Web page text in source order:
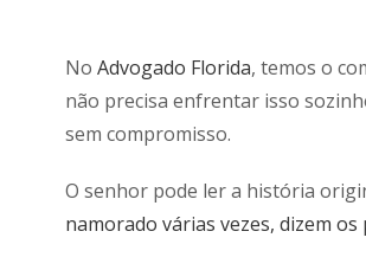
No Advogado Florida, temos o
não precisa enfrentar isso
sem compromisso.
O senhor pode ler a história
namorado várias vezes, dizem os